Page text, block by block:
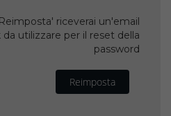
riceverai un'email
utilizzare per il reset della
password
Reimposta